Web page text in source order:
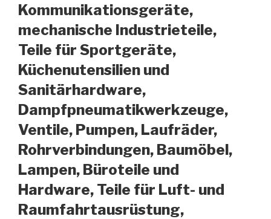
Kommunikationsgeräte,
mechanische Industrieteile,
Teile für Sportgeräte,
Küchenutensilien und
Sanitärhardware,
Dampfpneumatikwerkzeuge,
Ventile, Pumpen, Laufräder,
Rohrverbindungen, Baumöbel,
Lampen, Büroteile und
Hardware, Teile für Luft- und
Raumfahrtausrüstung,